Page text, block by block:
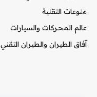
منوعات التقنية
عالم المحركات والسيارات
آفاق الطيران والطيران التقني